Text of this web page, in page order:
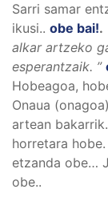
Sarri samar
ikusi.. obe bai!.
alkar artzeko
esperantzaik. ”
Hobeagoa,
Onaua
artean
horretara hobe.
etzanda obe…
obe..